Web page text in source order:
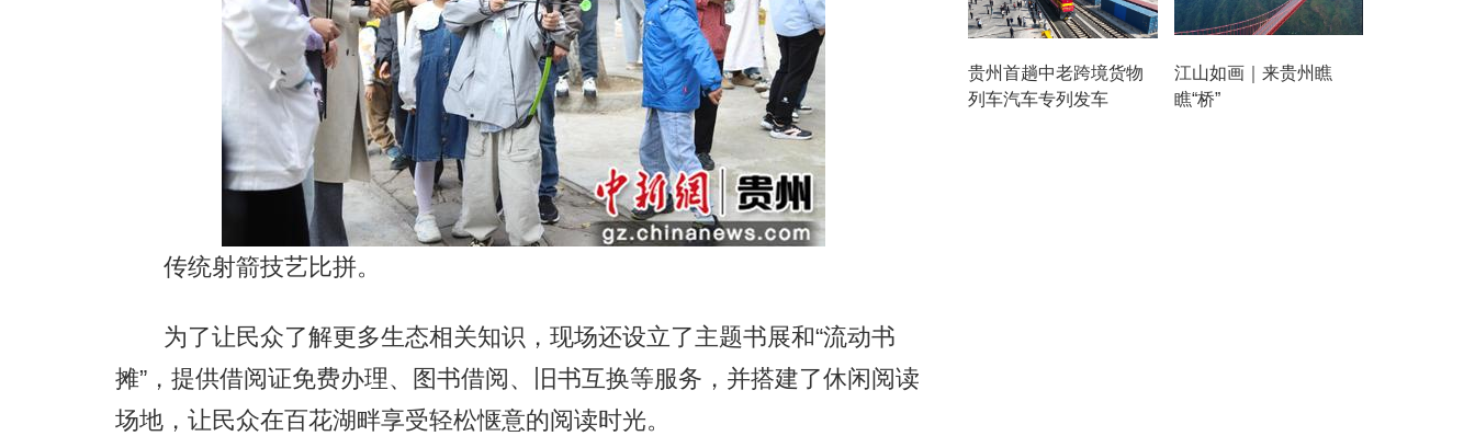
传统射箭技艺比拼。
为了让民众了解更多生态相关知识，现场还设立了主题书展和“流动书
摊”，提供借阅证免费办理、图书借阅、旧书互换等服务，并搭建了休闲阅读
场地，让民众在百花湖畔享受轻松惬意的阅读时光。
贵州首趟中老跨境货物
列车汽车专列发车
江山如画｜来贵州瞧
瞧“桥”